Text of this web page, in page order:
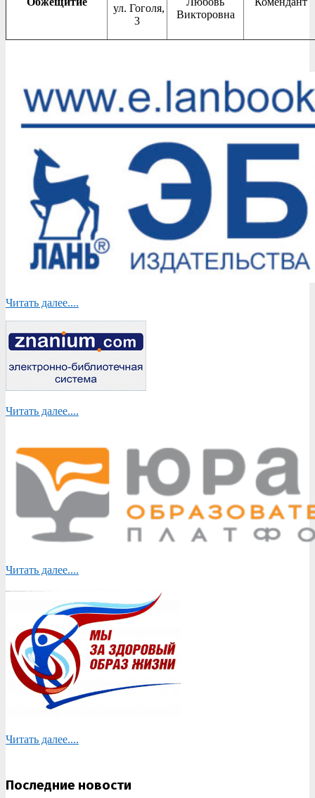
ул. Гоголя,
3
Викторовна
Читать далее....
Читать далее....
Читать далее....
Читать далее....
Последние новости